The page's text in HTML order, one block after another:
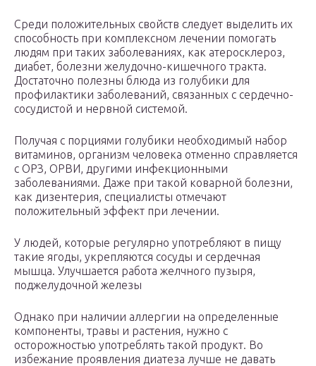
Среди положительных свойств следует выделить их
способность при комплексном лечении помогать
людям при таких заболеваниях, как атеросклероз,
диабет, болезни желудочно-кишечного тракта.
Достаточно полезны блюда из голубики для
профилактики заболеваний, связанных с сердечно-
сосудистой и нервной системой.
Получая с порциями голубики необходимый набор
витаминов, организм человека отменно справляется
с ОРЗ, ОРВИ, другими инфекционными
заболеваниями. Даже при такой коварной болезни,
как дизентерия, специалисты отмечают
положительный эффект при лечении.
У людей, которые регулярно употребляют в пищу
такие ягоды, укрепляются сосуды и сердечная
мышца. Улучшается работа желчного пузыря,
поджелудочной железы
Однако при наличии аллергии на определенные
компоненты, травы и растения, нужно с
осторожностью употреблять такой продукт. Во
избежание проявления диатеза лучше не давать